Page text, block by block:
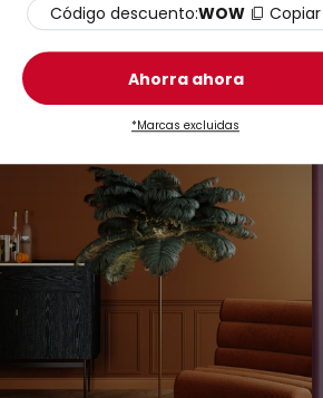
Kare Calotta - lámpara de pie de
cromo brillante
259,00 €
En stock
Código descuento:WOW Copiar
Ahorra ahora
*Marcas excluidas